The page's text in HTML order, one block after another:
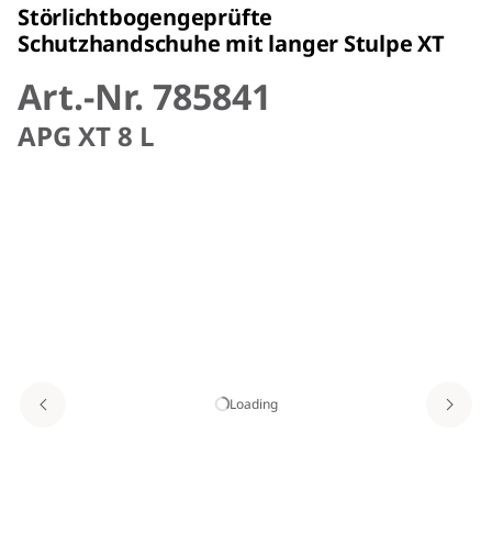
Störlichtbogengeprüfte
Schutzhandschuhe mit langer Stulpe XT
Art.-Nr. 785841
APG XT 8 L
Loading